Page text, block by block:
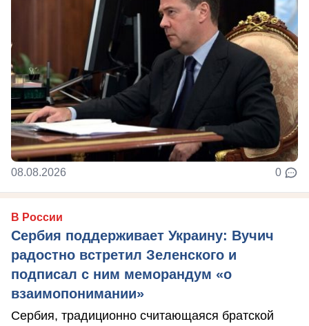
08.08.2026 0
В России
Сербия поддерживает Украину: Вучич
радостно встретил Зеленского и
подписал с ним меморандум «о
взаимопонимании»
Сербия, традиционно считающаяся братской